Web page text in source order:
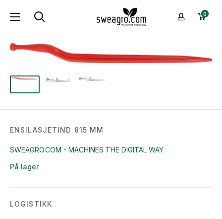
sweagro.com
-
the
0
ENSILASJETIND 815 MM
SWEAGRO.COM - MACHINES THE DIGITAL WAY
På lager
LOGISTIKK